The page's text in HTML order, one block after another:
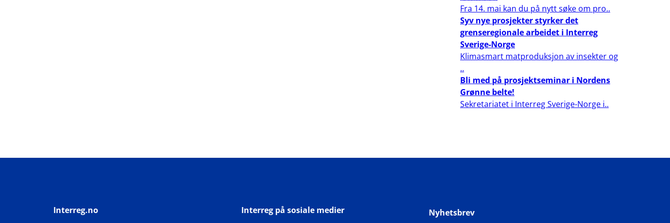
Fra 14. mai kan du på nytt søke om pro..
Syv nye prosjekter styrker det
grenseregionale arbeidet i Interreg
Sverige-Norge
Klimasmart matproduksjon av insekter og
..
Bli med på prosjektseminar i Nordens
Grønne belte!
Sekretariatet i Interreg Sverige-Norge i..
Interreg.no Interreg på sosiale medier Nyhetsbrev